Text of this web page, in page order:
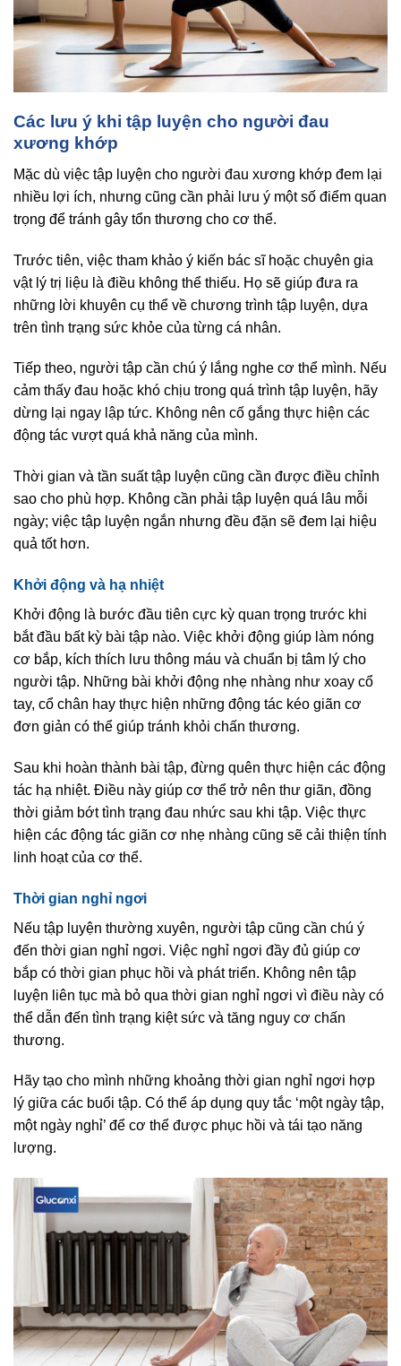
Các lưu ý khi tập luyện cho người đau
xương khớp
Mặc dù việc tập luyện cho người đau xương khớp đem lại
nhiều lợi ích, nhưng cũng cần phải lưu ý một số điểm quan
trọng để tránh gây tổn thương cho cơ thể.
Trước tiên, việc tham khảo ý kiến bác sĩ hoặc chuyên gia
vật lý trị liệu là điều không thể thiếu. Họ sẽ giúp đưa ra
những lời khuyên cụ thể về chương trình tập luyện, dựa
trên tình trạng sức khỏe của từng cá nhân.
Tiếp theo, người tập cần chú ý lắng nghe cơ thể mình. Nếu
cảm thấy đau hoặc khó chịu trong quá trình tập luyện, hãy
dừng lại ngay lập tức. Không nên cố gắng thực hiện các
động tác vượt quá khả năng của mình.
Thời gian và tần suất tập luyện cũng cần được điều chỉnh
sao cho phù hợp. Không cần phải tập luyện quá lâu mỗi
ngày; việc tập luyện ngắn nhưng đều đặn sẽ đem lại hiệu
quả tốt hơn.
Khởi động và hạ nhiệt
Khởi động là bước đầu tiên cực kỳ quan trọng trước khi
bắt đầu bất kỳ bài tập nào. Việc khởi động giúp làm nóng
cơ bắp, kích thích lưu thông máu và chuẩn bị tâm lý cho
người tập. Những bài khởi động nhẹ nhàng như xoay cổ
tay, cổ chân hay thực hiện những động tác kéo giãn cơ
đơn giản có thể giúp tránh khỏi chấn thương.
Sau khi hoàn thành bài tập, đừng quên thực hiện các động
tác hạ nhiệt. Điều này giúp cơ thể trở nên thư giãn, đồng
thời giảm bớt tình trạng đau nhức sau khi tập. Việc thực
hiện các động tác giãn cơ nhẹ nhàng cũng sẽ cải thiện tính
linh hoạt của cơ thể.
Thời gian nghỉ ngơi
Nếu tập luyện thường xuyên, người tập cũng cần chú ý
đến thời gian nghỉ ngơi. Việc nghỉ ngơi đầy đủ giúp cơ
bắp có thời gian phục hồi và phát triển. Không nên tập
luyện liên tục mà bỏ qua thời gian nghỉ ngơi vì điều này có
thể dẫn đến tình trạng kiệt sức và tăng nguy cơ chấn
thương.
Hãy tạo cho mình những khoảng thời gian nghỉ ngơi hợp
lý giữa các buổi tập. Có thể áp dụng quy tắc ‘một ngày tập,
một ngày nghỉ’ để cơ thể được phục hồi và tái tạo năng
lượng.